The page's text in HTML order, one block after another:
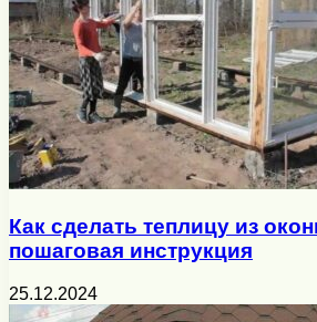
Как сделать теплицу из
пошаговая инструкция
25.12.2024